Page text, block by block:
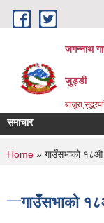
Skip to main content
जगन्नाथ
जुड्डी
समाचार
You are
Home » गाउँसभाको १८औ
गाउँसभाको